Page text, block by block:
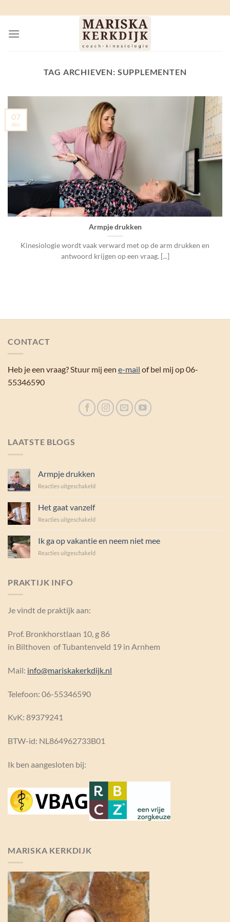
naar
inhoud
TAG ARCHIEVEN: SUPPLEMENTEN
Armpje drukken
Kinesiologie wordt vaak verward met op de arm drukken en
antwoord krijgen op een vraag. [...]
07
dec
CONTACT
Heb je een vraag? Stuur mij een e-mail of bel mij op 06-
55346590
LAATSTE BLOGS
Armpje drukken
Reacties uitgeschakeldvoor
Het gaat vanzelf
Reacties uitgeschakeldvoor
vanzelf
Ik ga op vakantie en neem niet mee
Reacties uitgeschakeldvoor
PRAKTIJK INFO
Je vindt de praktijk aan:
Prof. Bronkhorstlaan 10, g 86
in Bilthoven of Tubantenveld 19 in Arnhem
Mail: info@mariskakerkdijk.nl
Telefoon: 06-55346590
KvK: 89379241
BTW-id: NL864962733B01
Ik ben aangesloten bij:
MARISKA KERKDIJK